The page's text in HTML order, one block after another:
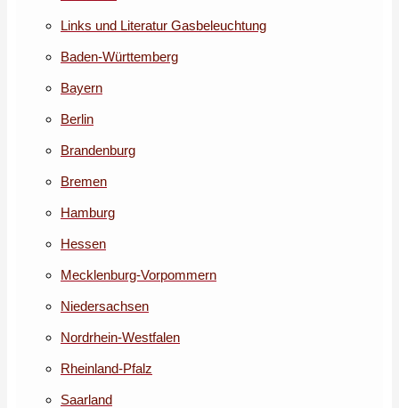
Links und Literatur Gasbeleuchtung
Baden-Württemberg
Bayern
Berlin
Brandenburg
Bremen
Hamburg
Hessen
Mecklenburg-Vorpommern
Niedersachsen
Nordrhein-Westfalen
Rheinland-Pfalz
Saarland